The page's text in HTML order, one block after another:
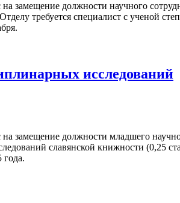
замещение должности научного
требуется специалист с ученой
исследований
замещение должности младшего
славянской книжности (0,25
года.